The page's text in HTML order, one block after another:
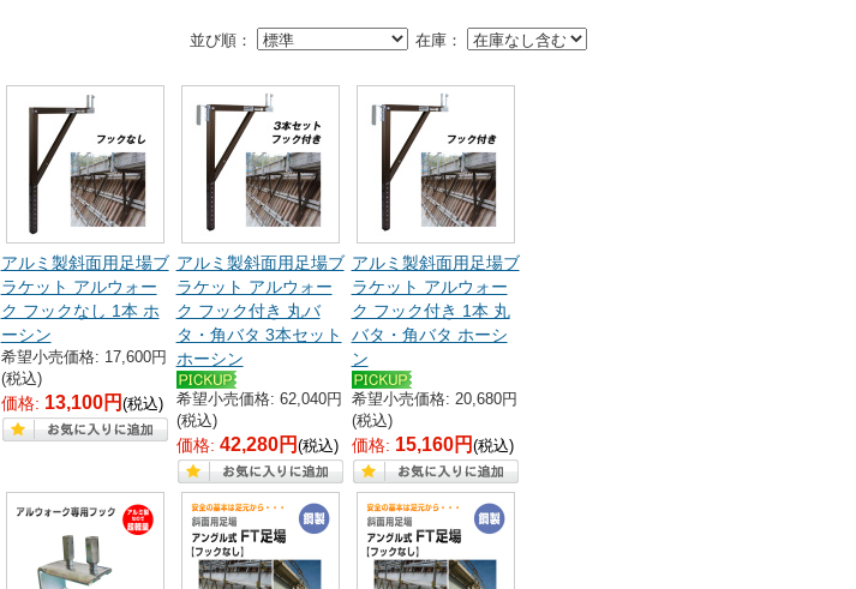
在庫：
並び順：
アルミ製斜面用足場ブ
ラケット アルウォー
ク フックなし 1本 ホ
ーシン
希望小売価格: 17,600円
(税込)
価格: 13,100円 (税込)
アルミ製斜面用足場ブ
ラケット アルウォー
ク フック付き 丸バ
タ・角バタ 3本セット
ホーシン
希望小売価格: 62,040円
(税込)
価格: 42,280円 (税込)
アルミ製斜面用足場ブ
ラケット アルウォー
ク フック付き 1本 丸
バタ・角バタ ホーシ
ン
希望小売価格: 20,680円
(税込)
価格: 15,160円 (税込)